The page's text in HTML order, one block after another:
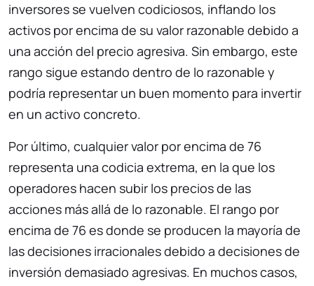
inversores se vuelven codiciosos, inflando los
activos por encima de su valor razonable debido a
una acción del precio agresiva. Sin embargo, este
rango sigue estando dentro de lo razonable y
podría representar un buen momento para invertir
en un activo concreto.
Por último, cualquier valor por encima de 76
representa una codicia extrema, en la que los
operadores hacen subir los precios de las
acciones más allá de lo razonable. El rango por
encima de 76 es donde se producen la mayoría de
las decisiones irracionales debido a decisiones de
inversión demasiado agresivas. En muchos casos,